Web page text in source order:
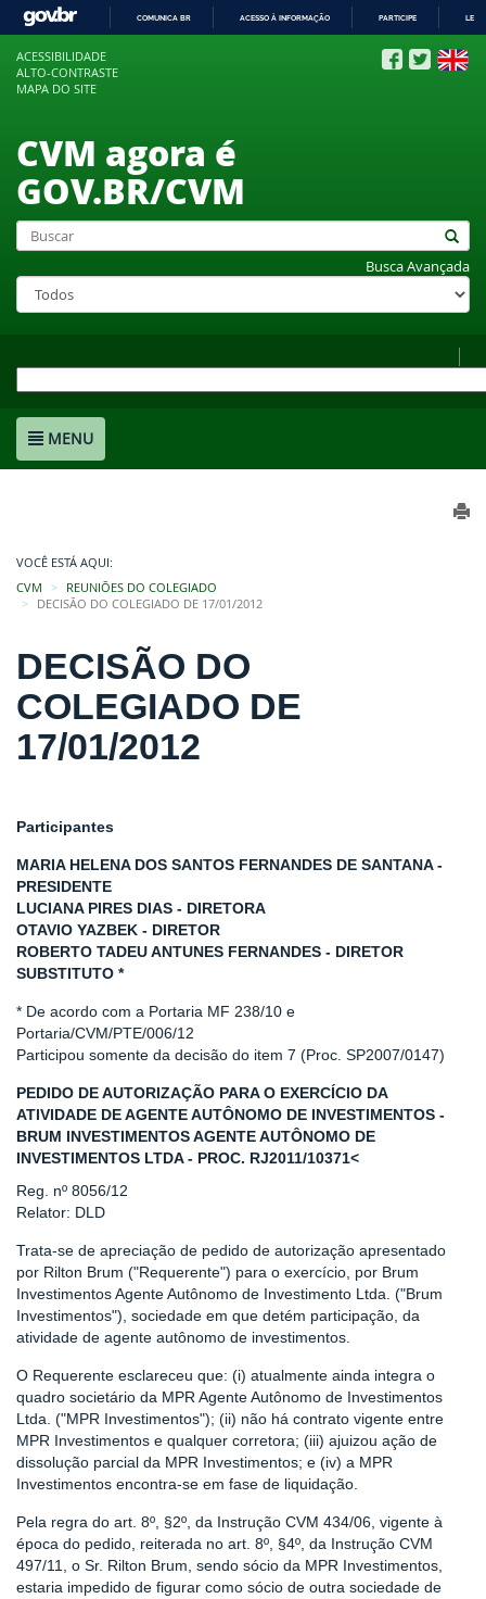
COMUNICA BR ACESSO À INFORMAÇÃO PARTICIPE
ACESSIBILIDADE
ALTO-CONTRASTE
MAPA DO SITE
CVM agora é
GOV.BR/CVM
Busca Avançada
MENU
VOCÊ ESTÁ AQUI:
CVM
REUNIÕES DO COLEGIADO
DECISÃO DO COLEGIADO DE 17/01/2012
DECISÃO DO
COLEGIADO DE
17/01/2012
Participantes
MARIA HELENA DOS SANTOS FERNANDES DE SANTANA -
PRESIDENTE
LUCIANA PIRES DIAS - DIRETORA
OTAVIO YAZBEK - DIRETOR
ROBERTO TADEU ANTUNES FERNANDES - DIRETOR
SUBSTITUTO *
* De acordo com a Portaria MF 238/10 e
Portaria/CVM/PTE/006/12
Participou somente da decisão do item 7 (Proc. SP2007/0147)
PEDIDO DE AUTORIZAÇÃO PARA O EXERCÍCIO DA
ATIVIDADE DE AGENTE AUTÔNOMO DE INVESTIMENTOS -
BRUM INVESTIMENTOS AGENTE AUTÔNOMO DE
INVESTIMENTOS LTDA - PROC. RJ2011/10371<
Reg. nº 8056/12
Relator: DLD
Trata-se de apreciação de pedido de autorização apresentado
por Rilton Brum ("Requerente") para o exercício, por Brum
Investimentos Agente Autônomo de Investimento Ltda. ("Brum
Investimentos"), sociedade em que detém participação, da
atividade de agente autônomo de investimentos.
O Requerente esclareceu que: (i) atualmente ainda integra o
quadro societário da MPR Agente Autônomo de Investimentos
Ltda. ("MPR Investimentos"); (ii) não há contrato vigente entre
MPR Investimentos e qualquer corretora; (iii) ajuizou ação de
dissolução parcial da MPR Investimentos; e (iv) a MPR
Investimentos encontra-se em fase de liquidação.
Pela regra do art. 8º, §2º, da Instrução CVM 434/06, vigente à
época do pedido, reiterada no art. 8º, §4º, da Instrução CVM
497/11, o Sr. Rilton Brum, sendo sócio da MPR Investimentos,
estaria impedido de figurar como sócio de outra sociedade de